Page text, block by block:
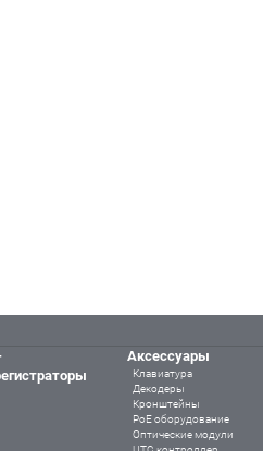
Аксессуары
Клавиатура
Декодеры
Кронштейны
PoE оборудование
Оптические модули